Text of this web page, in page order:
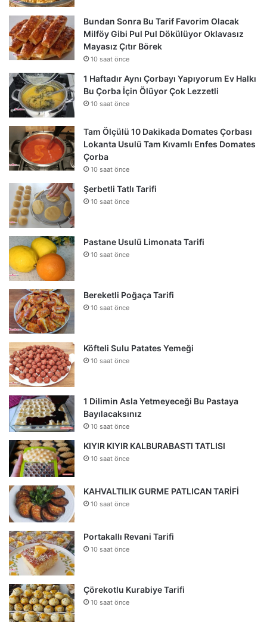
Bundan Sonra Bu Tarif Favorim Olacak
Milföy Gibi Pul Pul Dökülüyor Oklavasız
Mayasız Çıtır Börek
10 saat önce
1 Haftadır Aynı Çorbayı Yapıyorum Ev Halkı
Bu Çorba İçin Ölüyor Çok Lezzetli
10 saat önce
Tam Ölçülü 10 Dakikada Domates Çorbası
Lokanta Usulü Tam Kıvamlı Enfes Domates
Çorba
10 saat önce
Şerbetli Tatlı Tarifi
10 saat önce
Pastane Usulü Limonata Tarifi
10 saat önce
Bereketli Poğaça Tarifi
10 saat önce
Köfteli Sulu Patates Yemeği
10 saat önce
1 Dilimin Asla Yetmeyeceği Bu Pastaya
Bayılacaksınız
10 saat önce
KIYIR KIYIR KALBURABASTI TATLISI
10 saat önce
KAHVALTILIK GURME PATLICAN TARİFİ
10 saat önce
Portakallı Revani Tarifi
10 saat önce
Çörekotlu Kurabiye Tarifi
10 saat önce